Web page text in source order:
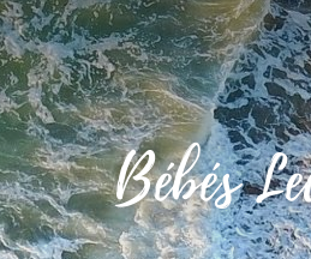
Bébés